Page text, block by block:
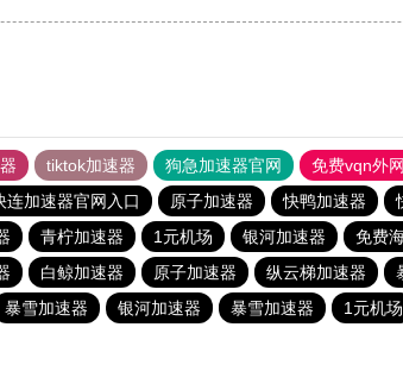
tiktok加速器 狗急加速器官网 免费vqn外
连加速器官网入口 原子加速器 快鸭加速器
青柠加速器 1元机场 银河加速器 免费
白鲸加速器 原子加速器 纵云梯加速器
暴雪加速器 银河加速器 暴雪加速器 1元机场